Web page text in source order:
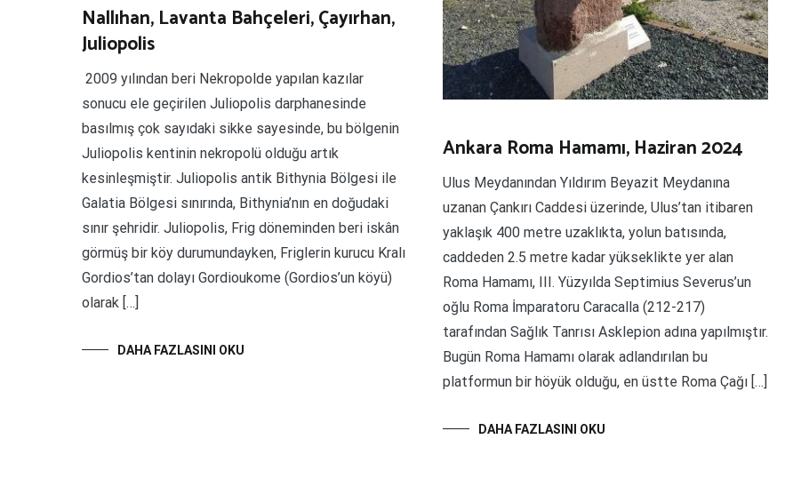
Nallıhan, Lavanta Bahçeleri, Çayırhan,
Juliopolis
2009 yılından beri Nekropolde yapılan kazılar
sonucu ele geçirilen Juliopolis darphanesinde
basılmış çok sayıdaki sikke sayesinde, bu bölgenin
Juliopolis kentinin nekropolü olduğu artık
kesinleşmiştir. Juliopolis antik Bithynia Bölgesi ile
Galatia Bölgesi sınırında, Bithynia’nın en doğudaki
sınır şehridir. Juliopolis, Frig döneminden beri iskân
görmüş bir köy durumundayken, Friglerin kurucu Kralı
Gordios’tan dolayı Gordioukome (Gordios’un köyü)
olarak […]
DAHA FAZLASINI OKU
Ankara Roma Hamamı, Haziran 2024
Ulus Meydanından Yıldırım Beyazit Meydanına
uzanan Çankırı Caddesi üzerinde, Ulus’tan itibaren
yaklaşık 400 metre uzaklıkta, yolun batısında,
caddeden 2.5 metre kadar yükseklikte yer alan
Roma Hamamı, III. Yüzyılda Septimius Severus’un
oğlu Roma İmparatoru Caracalla (212-217)
tarafından Sağlık Tanrısı Asklepion adına yapılmıştır.
Bugün Roma Hamamı olarak adlandırılan bu
platformun bir höyük olduğu, en üstte Roma Çağı […]
DAHA FAZLASINI OKU